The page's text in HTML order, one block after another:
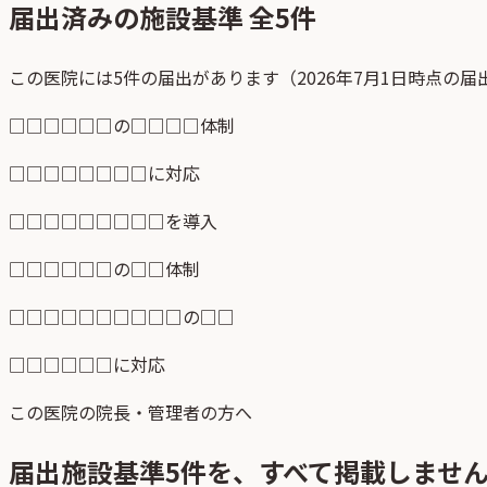
届出済みの施設基準 全5件
この医院には5件の届出があります（2026年7月1日時点の届
□□□□□□の□□□□体制
□□□□□□□□に対応
□□□□□□□□□を導入
□□□□□□の□□体制
□□□□□□□□□□の□□
□□□□□□に対応
この医院の院長・管理者の方へ
届出施設基準5件を、すべて掲載しませ